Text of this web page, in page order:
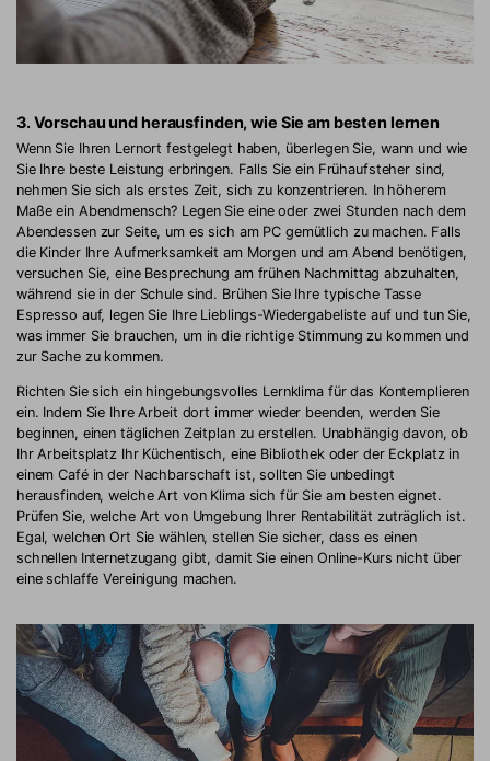
3. Vorschau und herausfinden, wie Sie am besten lernen
Wenn Sie Ihren Lernort festgelegt haben, überlegen Sie, wann und wie
Sie Ihre beste Leistung erbringen. Falls Sie ein Frühaufsteher sind,
nehmen Sie sich als erstes Zeit, sich zu konzentrieren. In höherem
Maße ein Abendmensch? Legen Sie eine oder zwei Stunden nach dem
Abendessen zur Seite, um es sich am PC gemütlich zu machen. Falls
die Kinder Ihre Aufmerksamkeit am Morgen und am Abend benötigen,
versuchen Sie, eine Besprechung am frühen Nachmittag abzuhalten,
während sie in der Schule sind. Brühen Sie Ihre typische Tasse
Espresso auf, legen Sie Ihre Lieblings-Wiedergabeliste auf und tun Sie,
was immer Sie brauchen, um in die richtige Stimmung zu kommen und
zur Sache zu kommen.
Richten Sie sich ein hingebungsvolles Lernklima für das Kontemplieren
ein. Indem Sie Ihre Arbeit dort immer wieder beenden, werden Sie
beginnen, einen täglichen Zeitplan zu erstellen. Unabhängig davon, ob
Ihr Arbeitsplatz Ihr Küchentisch, eine Bibliothek oder der Eckplatz in
einem Café in der Nachbarschaft ist, sollten Sie unbedingt
herausfinden, welche Art von Klima sich für Sie am besten eignet.
Prüfen Sie, welche Art von Umgebung Ihrer Rentabilität zuträglich ist.
Egal, welchen Ort Sie wählen, stellen Sie sicher, dass es einen
schnellen Internetzugang gibt, damit Sie einen Online-Kurs nicht über
eine schlaffe Vereinigung machen.